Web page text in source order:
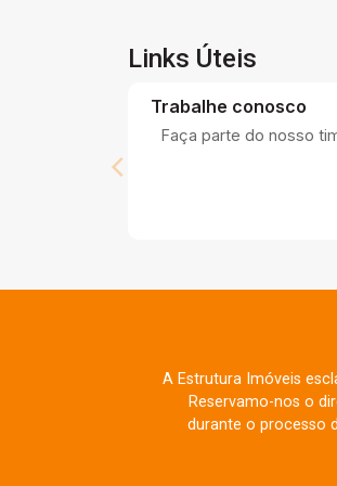
Links Úteis
Trabalhe conosco
Faça parte do nosso
A Estrutura Imóveis
Reservamo-nos o
durante o processo